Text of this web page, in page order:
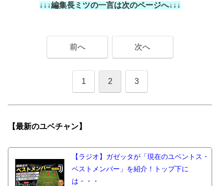
↓↓↓編集長ミツの一言は次のページへ↓↓↓
前へ 次へ
1 2 3
【最新のユベチャン】
【ラジオ】ガゼッタが「現在のユベントス・
ベストメンバー」を紹介！トップ下に
は・・・